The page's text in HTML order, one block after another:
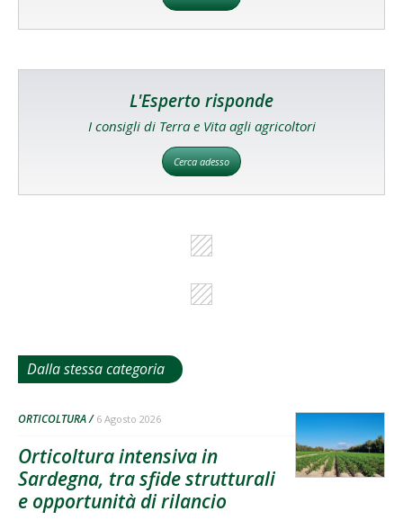
L'Esperto risponde
I consigli di Terra e Vita agli agricoltori
Cerca adesso
Dalla stessa categoria
ORTICOLTURA 6 Agosto 2026
Orticoltura intensiva in
Sardegna, tra sfide strutturali
e opportunità di rilancio